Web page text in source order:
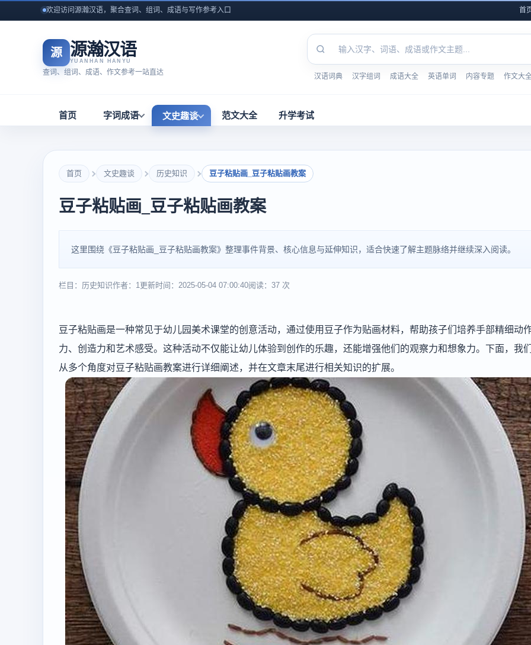
欢迎访问源瀚汉语，聚合查词、组词、成语与写作参考入口 首
源 源瀚汉语
YUANHAN HANYU
查词、组词、成语、作文参考一站直达 汉语词典 汉字组词 成语大全 英语单词 内容专题 作文大
首页 字词成语 文史趣谈 范文大全 升学考试
首页 文史趣谈 历史知识 豆子粘贴画_豆子粘贴画教案
豆子粘贴画_豆子粘贴画教案
这里围绕《豆子粘贴画_豆子粘贴画教案》整理事件背景、核心信息与延伸知识，适合快速了解主题脉络并继续深入阅读。
栏目：历史知识作者：1更新时间：2025-05-04 07:00:40阅读：37 次
豆子粘贴画是一种常见于幼儿园美术课堂的创意活动，通过使用豆子作为贴画材料，帮助孩子们培养手部精细动
力、创造力和艺术感受。这种活动不仅能让幼儿体验到创作的乐趣，还能增强他们的观察力和想象力。下面，我
从多个角度对豆子粘贴画教案进行详细阐述，并在文章末尾进行相关知识的扩展。